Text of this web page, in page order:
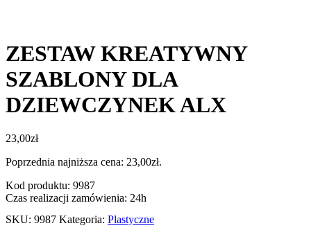
ZESTAW KREATYWNY
SZABLONY DLA
DZIEWCZYNEK ALX
23,00zł
Poprzednia najniższa cena: 23,00zł.
Kod produktu: 9987
Czas realizacji zamówienia: 24h
SKU: 9987 Kategoria: Plastyczne